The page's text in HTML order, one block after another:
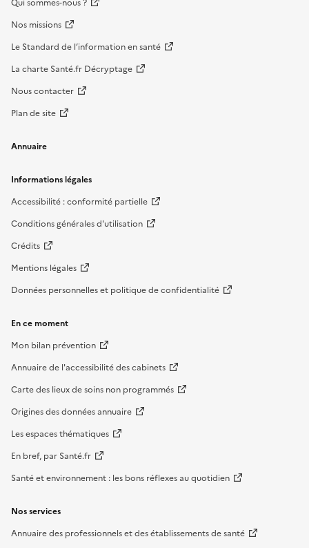
Nos missions
Le Standard de l’information en santé
La charte Santé.fr Décryptage
Nous contacter
Plan de site
Annuaire
Informations légales
Accessibilité : conformité partielle
Conditions générales d'utilisation
Crédits
Mentions légales
Données personnelles et politique de confidentialité
En ce moment
Mon bilan prévention
Annuaire de l'accessibilité des cabinets
Carte des lieux de soins non programmés
Origines des données annuaire
Les espaces thématiques
En bref, par Santé.fr
Santé et environnement : les bons réflexes au quotidien
Nos services
Annuaire des professionnels et des établissements de santé